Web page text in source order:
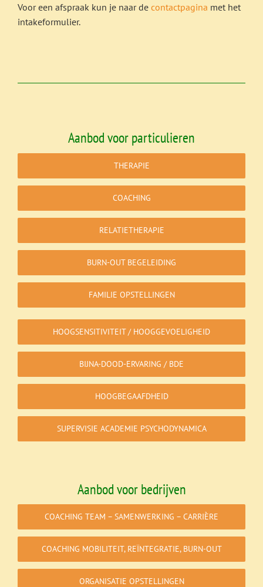
Voor een afspraak kun je naar de contactpagina met het
intakeformulier.
Aanbod voor particulieren
THERAPIE
COACHING
RELATIETHERAPIE
BURN-OUT BEGELEIDING
FAMILIE OPSTELLINGEN
HOOGSENSITIVITEIT / HOOGGEVOELIGHEID
BIJNA-DOOD-ERVARING / BDE
HOOGBEGAAFDHEID
SUPERVISIE ACADEMIE PSYCHODYNAMICA
Aanbod voor bedrijven
COACHING TEAM – SAMENWERKING – CARRIÈRE
COACHING MOBILITEIT, REÏNTEGRATIE, BURN-OUT
ORGANISATIE OPSTELLINGEN